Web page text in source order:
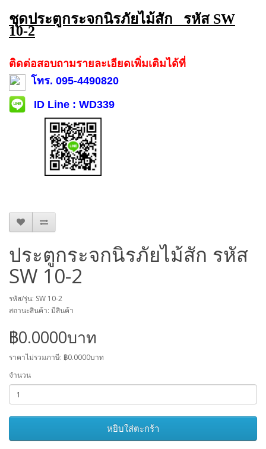
ชุดประตูกระจกนิรภัยไม้สัก รหัส SW
10-2
ติดต่อสอบถามรายละเอียดเพิ่มเติมได้ที่
โทร. 095-4490820
ID Line : WD339
ประตูกระจกนิรภัยไม้สัก รหัส
SW 10-2
รหัส/รุ่น: SW 10-2
สถานะสินค้า: มีสินค้า
฿0.0000บาท
ราคาไม่รวมภาษี: ฿0.0000บาท
จำนวน
หยิบใส่ตะกร้า